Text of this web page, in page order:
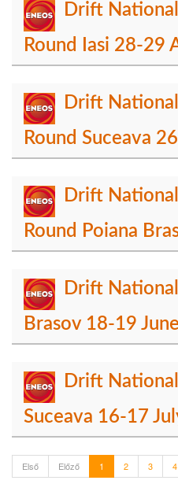
Drift
Round Iasi 28-29
Drift
Round Suceava
Drift
Round Poiana
Drift
Brasov 18-19
Drift
Suceava 16-17
Első Előző 1 2 3 4